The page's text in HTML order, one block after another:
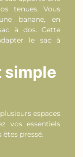
tenues. Vous
banane, en
à dos. Cette
le sac à
simple
espaces
vos essentiels
pressé.